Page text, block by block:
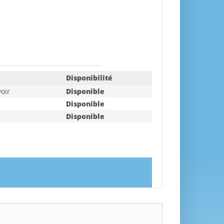
Disponibilité
Disponible
Disponible
Disponible